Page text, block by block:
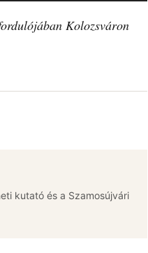
Kolozsváron
kutató és a Szamosújvári